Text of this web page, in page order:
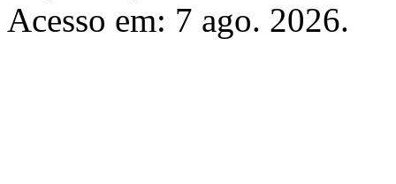
Acesso em: 7 ago. 2026.